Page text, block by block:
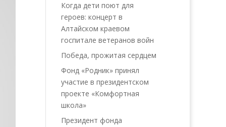
Когда дети поют для
героев: концерт в
Алтайском краевом
госпитале ветеранов войн
Победа, прожитая сердцем
Фонд «Родник» принял
участие в президентском
проекте «Комфортная
школа»
Президент фонда